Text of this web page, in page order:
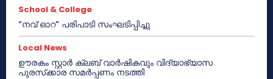
School & College
“നവ് ഓറ” പരിപാടി സംഘടിപ്പിച്ചു
Local News
ഊരകം സ്റ്റാർ ക്ലബ് വാർഷികവും വിദ്യാഭ്യാസ
പുരസ്‌ക്കാര സമർപ്പണം നടത്തി